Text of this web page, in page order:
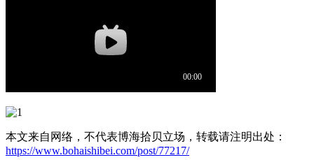
本文来自网络，不代表博海拾贝立场，转载请注明出处：
https://www.bohaishibei.com/post/77217/